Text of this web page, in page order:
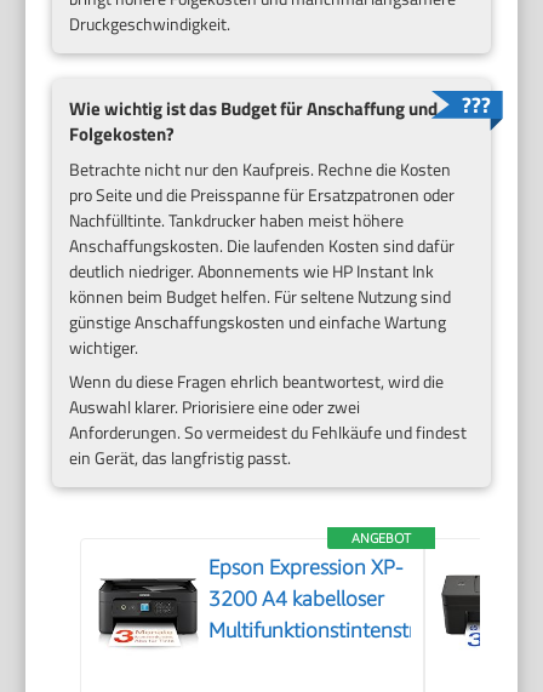
Druckgeschwindigkeit.
Wie wichtig ist das Budget für Anschaffung und
Folgekosten?
Betrachte nicht nur den Kaufpreis. Rechne die Kosten
pro Seite und die Preisspanne für Ersatzpatronen oder
Nachfülltinte. Tankdrucker haben meist höhere
Anschaffungskosten. Die laufenden Kosten sind dafür
deutlich niedriger. Abonnements wie HP Instant Ink
können beim Budget helfen. Für seltene Nutzung sind
günstige Anschaffungskosten und einfache Wartung
wichtiger.
Wenn du diese Fragen ehrlich beantwortest, wird die
Auswahl klarer. Priorisiere eine oder zwei
Anforderungen. So vermeidest du Fehlkäufe und findest
ein Gerät, das langfristig passt.
ANGEBOT
Epson Expression XP-
3200 A4 kabelloser
Multifunktionstintenstrahldrucker